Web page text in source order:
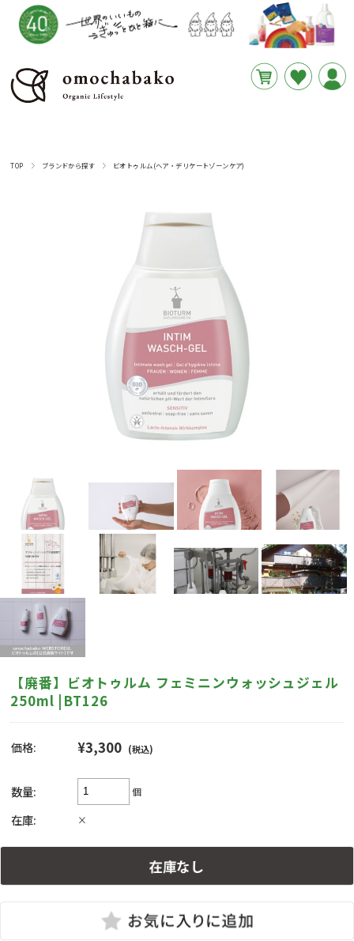
TOP ブランドから探す ビオトゥルム(ヘア・デリケートゾーンケア)
【廃番】ビオトゥルム フェミニンウォッシュジェル
250ml |BT126
価格: ¥3,300 (税込)
数量: 個
在庫: ×